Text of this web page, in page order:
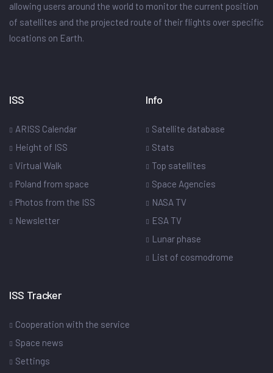
allowing users around the world to monitor the current position
of satellites and the projected route of their flights over specific
locations on Earth.
ISS
ARISS Calendar
Height of ISS
Virtual Walk
Poland from space
Photos from the ISS
Newsletter
Info
Satellite database
Stats
Top satellites
Space Agencies
NASA TV
ESA TV
Lunar phase
List of cosmodrome
ISS Tracker
Cooperation with the service
Space news
Settings